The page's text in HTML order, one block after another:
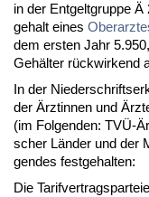
in der Ent­gelt­grup­pe
ge­halt ei­nes
dem ers­ten Jahr
Gehälter rück­wir­kend
In der
der Ärz­tin­nen und
(im Fol­gen­den: TVÜ-
scher Länder und der
gen­des fest­ge­hal­ten:
Die